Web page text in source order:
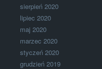
sierpień 2020
lipiec 2020
maj 2020
marzec 2020
styczeń 2020
grudzień 2019